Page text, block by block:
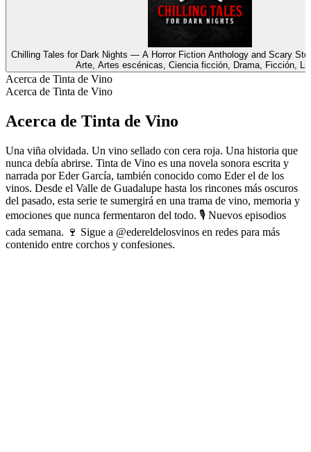
Chilling Tales for Dark Nights — A Horror Fiction Anthology and Scary
Arte, Artes escénicas, Ciencia ficción, Drama, Ficción,
Acerca de Tinta de Vino
Acerca de Tinta de Vino
Acerca de Tinta de Vino
Una viña olvidada. Un vino sellado con cera roja. Una historia que
nunca debía abrirse. Tinta de Vino es una novela sonora escrita y
narrada por Eder García, también conocido como Eder el de los
vinos. Desde el Valle de Guadalupe hasta los rincones más oscuros
del pasado, esta serie te sumergirá en una trama de vino, memoria y
emociones que nunca fermentaron del todo. 🎙️ Nuevos episodios
cada semana. 🍷 Sigue a @edereldelosvinos en redes para más
contenido entre corchos y confesiones.